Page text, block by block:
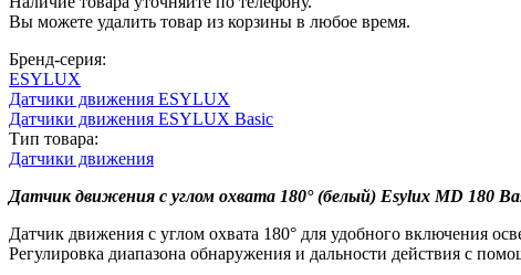
Вы можете удалить товар из корзины в любое время.
Бренд-серия:
ESYLUX
Датчики движения ESYLUX
Датчики движения ESYLUX Basic
Тип товара:
Датчики движения
Датчик движения с углом охвата 180° (белый) Esylux MD 180
Датчик движения с углом охвата 180° для удобного включения
Регулировка диапазона обнаружения и дальности действия с